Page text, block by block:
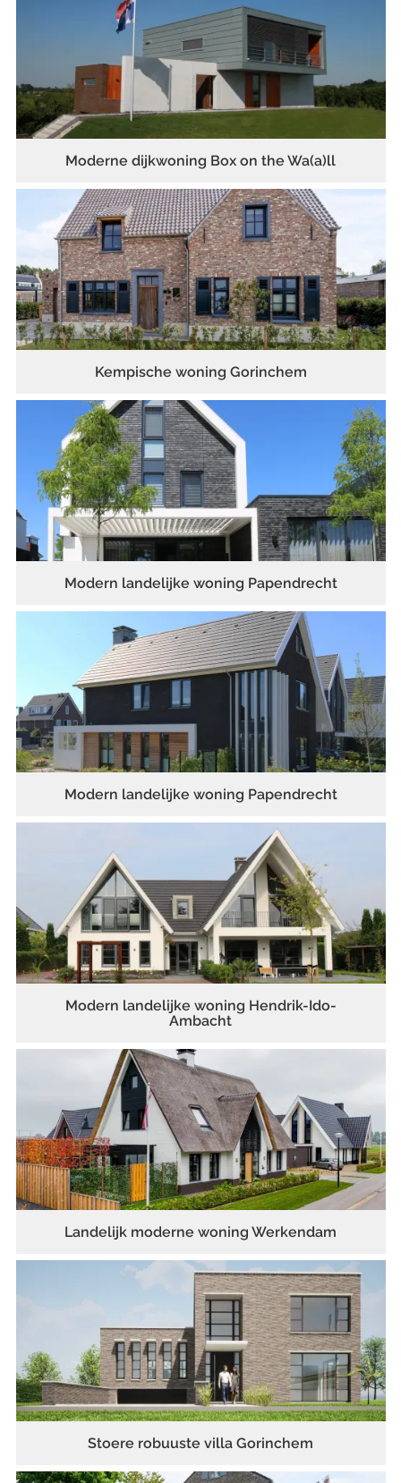
Moderne dijkwoning Box on the Wa(a)ll
Kempische woning Gorinchem
Modern landelijke woning Papendrecht
Modern landelijke woning Papendrecht
Modern landelijke woning Hendrik-Ido-
Ambacht
Landelijk moderne woning Werkendam
Stoere robuuste villa Gorinchem